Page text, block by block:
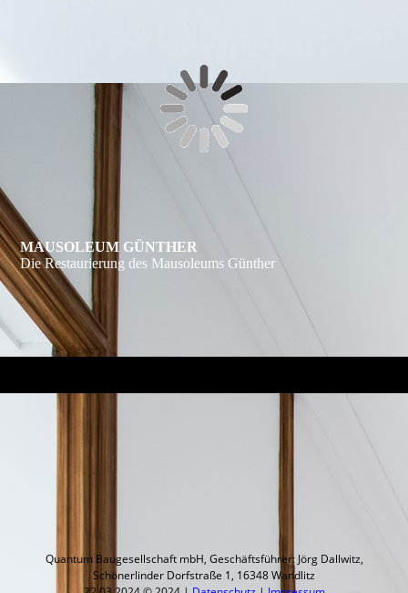
MAUSOLEUM GÜNTHER
Die Restaurierung des Mausoleums Günther
Quantum Baugesellschaft mbH, Geschäftsführer: Jörg Dallwitz,
Schönerlinder Dorfstraße 1, 16348 Wandlitz